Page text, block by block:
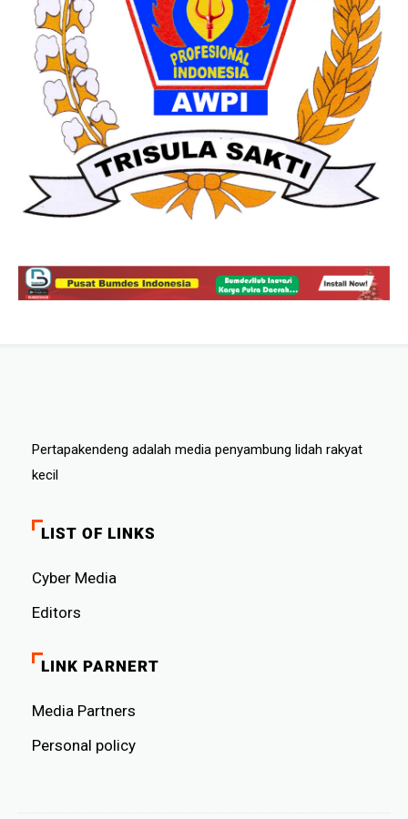
Pertapakendeng adalah media penyambung lidah rakyat
kecil
LIST OF LINKS
Cyber ​​Media
Editors
LINK PARNERT
Media Partners
Personal policy